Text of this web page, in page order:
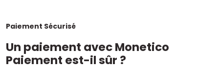
Paiement Sécurisé
Un paiement avec Monetico
Paiement est-il sûr ?